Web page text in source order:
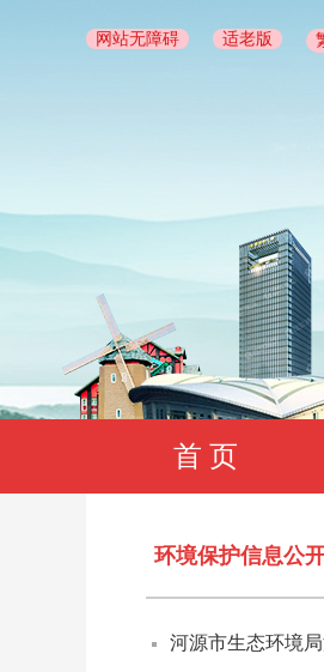
网站无障碍 适老版
首 页
环境保护信息公
河源市生态环境